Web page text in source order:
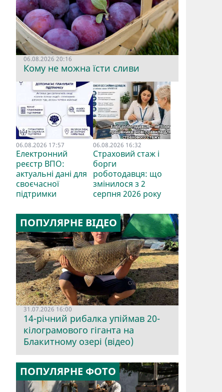
06.08.2026 20:16
Кому не можна їсти сливи
06.08.2026 17:57
Електронний
реєстр ВПО:
актуальні дані для
своєчасної
підтримки
06.08.2026 16:32
Страховий стаж і
борги
роботодавця: що
змінилося з 2
серпня 2026 року
ПОПУЛЯРНЕ ВІДЕО
31.07.2026 16:00
14-річний рибалка упіймав 20-
кілограмового гіганта на
Блакитному озері (відео)
ПОПУЛЯРНЕ ФОТО